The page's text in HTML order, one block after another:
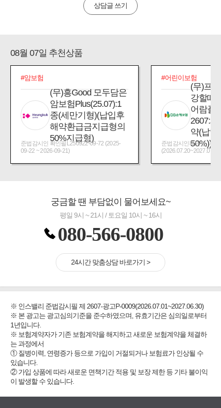
상담글 쓰기
08월 07일 추천상품
#암보험
(무)흥Good 모두담은
암보험Plus(25.07):1
종(세만기형)(납입후
해약환급금지급형의
50%지급형)
준법감시인 확인필L250922-09-72 (2025-
09-22 ~ 2026-09-21)
#어린이보험
(무)프
강할때
어람플
2607:
약(납입
50%))
준법감시인확인필_제
궁금할 땐 부담없이 물어보세요~
평일 9시 ~ 21시 / 토요일 10시 ~ 16시
080-566-0800
24시간 맞춤상담 바로가기 >
※ 인스밸리 준법감시필 제 2607-광고P-0009(2026.07.01~2027.06.30)
※ 본 광고는 광고심의기준을 준수하였으며, 유효기간은 심의일로부터
1년입니다.
※ 보험계약자가 기존 보험계약을 해지하고 새로운 보험계약을 체결하
는 과정에서
① 질병이력, 연령증가 등으로 가입이 거절되거나 보험료가 인상될 수
있습니다.
② 가입 상품에 따라 새로운 면책기간 적용 및 보장 제한 등 기타 불이익
이 발생할 수 있습니다.